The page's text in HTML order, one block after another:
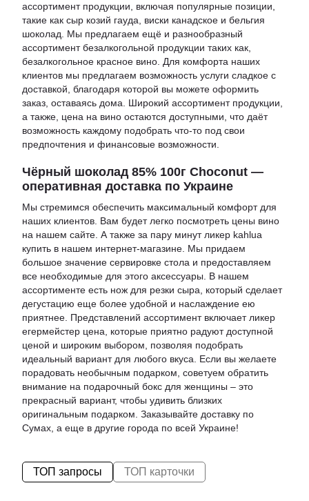
ассортимент продукции, включая популярные позиции,
такие как сыр козий гауда, виски канадское и бельгия
шоколад. Мы предлагаем ещё и разнообразный
ассортимент безалкогольной продукции таких как,
безалкогольное красное вино. Для комфорта наших
клиентов мы предлагаем возможность услуги сладкое с
доставкой, благодаря которой вы можете оформить
заказ, оставаясь дома. Широкий ассортимент продукции,
а также, цена на вино остаются доступными, что даёт
возможность каждому подобрать что-то под свои
предпочтения и финансовые возможности.
Чёрный шоколад 85% 100г Choconut —
оперативная доставка по Украине
Мы стремимся обеспечить максимальный комфорт для
наших клиентов. Вам будет легко посмотреть цены вино
на нашем сайте. А также за пару минут ликер kahlua
купить в нашем интернет-магазине. Мы придаем
большое значение сервировке стола и предоставляем
все необходимые для этого аксессуары. В нашем
ассортименте есть нож для резки сыра , который сделает
дегустацию еще более удобной и наслаждение ею
приятнее. Представлений ассортимент включает ликер
егермейстер цена , которые приятно радуют доступной
ценой и широким выбором, позволяя подобрать
идеальный вариант для любого вкуса. Если вы желаете
порадовать необычным подарком, советуем обратить
внимание на подарочный бокс для женщины – это
прекрасный вариант, чтобы удивить близких
оригинальным подарком. Заказывайте доставку по
Сумах, а еще в другие города по всей Украине!
ТОП запросы ТОП карточки